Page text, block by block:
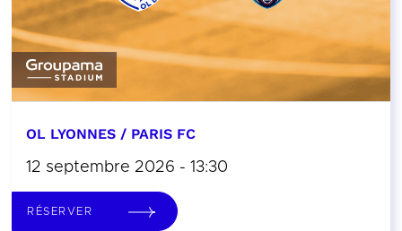
OL LYONNES / PARIS FC
12 septembre 2026 - 13:30
RÉSERVER